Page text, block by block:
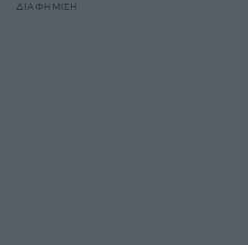
ΔΙΑΦΗΜΙΣΗ